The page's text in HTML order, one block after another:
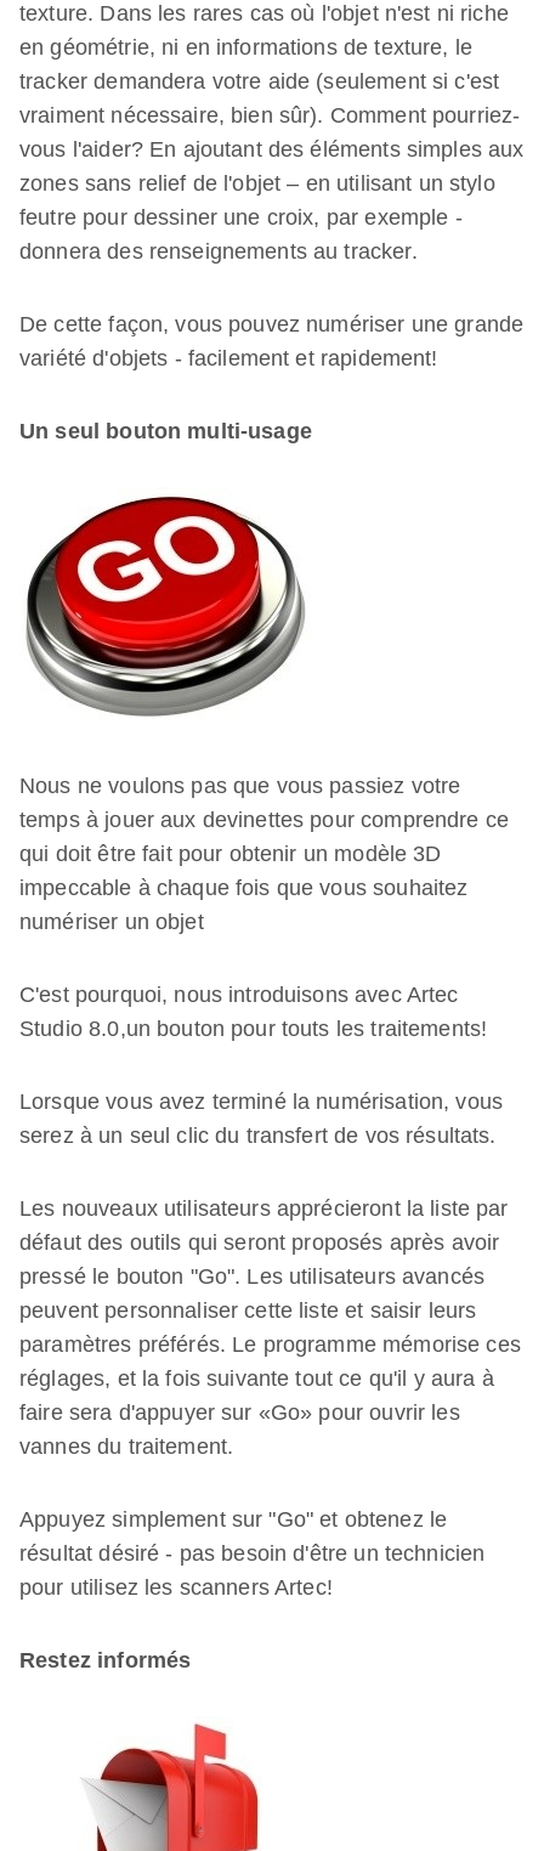
texture. Dans les rares cas où l'objet n'est ni riche
en géométrie, ni en informations de texture, le
tracker demandera votre aide (seulement si c'est
vraiment nécessaire, bien sûr). Comment pourriez-
vous l'aider? En ajoutant des éléments simples aux
zones sans relief de l'objet – en utilisant un stylo
feutre pour dessiner une croix, par exemple -
donnera des renseignements au tracker.
De cette façon, vous pouvez numériser une grande
variété d'objets - facilement et rapidement!
Un seul bouton multi-usage
Nous ne voulons pas que vous passiez votre
temps à jouer aux devinettes pour comprendre ce
qui doit être fait pour obtenir un modèle 3D
impeccable à chaque fois que vous souhaitez
numériser un objet
C'est pourquoi, nous introduisons avec Artec
Studio 8.0,un bouton pour touts les traitements!
Lorsque vous avez terminé la numérisation, vous
serez à un seul clic du transfert de vos résultats.
Les nouveaux utilisateurs apprécieront la liste par
défaut des outils qui seront proposés après avoir
pressé le bouton "Go". Les utilisateurs avancés
peuvent personnaliser cette liste et saisir leurs
paramètres préférés. Le programme mémorise ces
réglages, et la fois suivante tout ce qu'il y aura à
faire sera d'appuyer sur «Go» pour ouvrir les
vannes du traitement.
Appuyez simplement sur "Go" et obtenez le
résultat désiré - pas besoin d'être un technicien
pour utilisez les scanners Artec!
Restez informés